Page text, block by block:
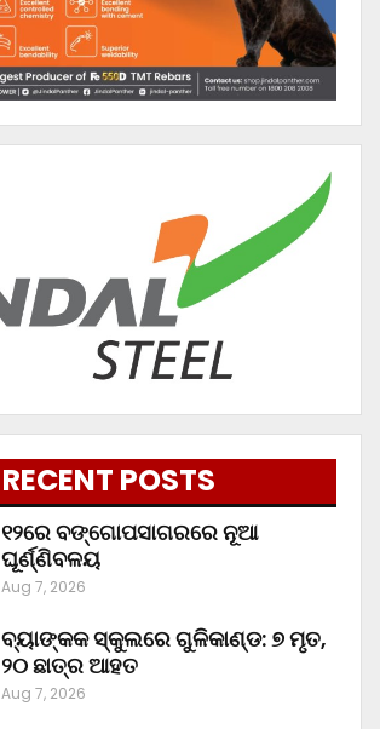
RECENT POSTS
୧୨ରେ ବଙ୍ଗୋପସାଗରରେ ନୂଆ
ଘୂର୍ଣ୍ଣିବଳୟ
Aug 7, 2026
ବ୍ୟାଙ୍କକ ସ୍କୁଲରେ ଗୁଳିକାଣ୍ଡ: ୭ ମୃତ,
୨୦ ଛାତ୍ର ଆହତ
Aug 7, 2026